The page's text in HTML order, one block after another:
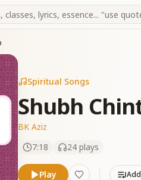
Spiritual Songs
Shubh
BK Aziz
7:18
24 plays
Play